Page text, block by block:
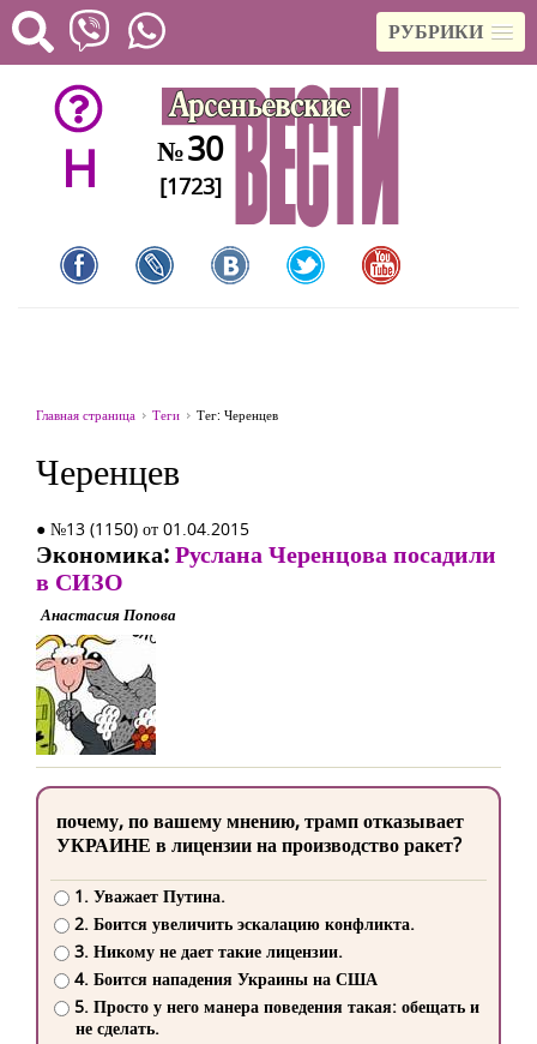
РУБРИКИ
H №30
[1723]
Главная страница Теги Тег: Черенцев
Черенцев
● №13 (1150) от 01.04.2015
Экономика:Руслана Черенцова посадили
в СИЗО
Анастасия Попова
почему, по вашему мнению, трамп отказывает
УКРАИНЕ в лицензии на производство ракет?
1. Уважает Путина.
2. Боится увеличить эскалацию конфликта.
3. Никому не дает такие лицензии.
4. Боится нападения Украины на США
5. Просто у него манера поведения такая: обещать и
не сделать.